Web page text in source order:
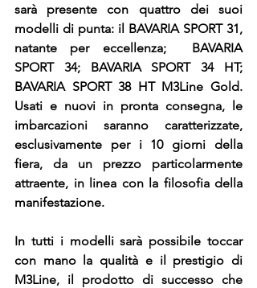
sarà presente con quattro dei suoi
modelli di punta: il BAVARIA SPORT 31,
natante per eccellenza;  BAVARIA
SPORT 34; BAVARIA SPORT 34 HT;
BAVARIA SPORT 38 HT M3Line Gold.
Usati e nuovi in pronta consegna, le
imbarcazioni saranno caratterizzate,
esclusivamente per i 10 giorni della
fiera, da un prezzo particolarmente
attraente, in linea con la filosofia della
manifestazione.
In tutti i modelli sarà possibile toccar
con mano la qualità e il prestigio di
M3Line, il prodotto di successo che